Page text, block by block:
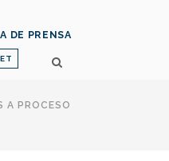
DE PRENSA
A PROCESO